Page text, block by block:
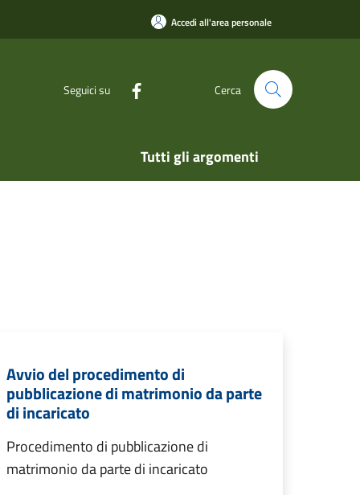
Accedi all'area personale
Seguici su Cerca
Tutti gli argomenti
Avvio del procedimento di
pubblicazione di matrimonio da parte
di incaricato
Procedimento di pubblicazione di
matrimonio da parte di incaricato